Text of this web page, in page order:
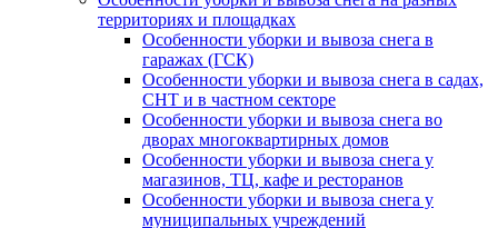
территориях и площадках
Особенности уборки и вывоза снега в
гаражах (ГСК)
Особенности уборки и вывоза снега в садах,
СНТ и в частном секторе
Особенности уборки и вывоза снега во
дворах многоквартирных домов
Особенности уборки и вывоза снега у
магазинов, ТЦ, кафе и ресторанов
Особенности уборки и вывоза снега у
муниципальных учреждений